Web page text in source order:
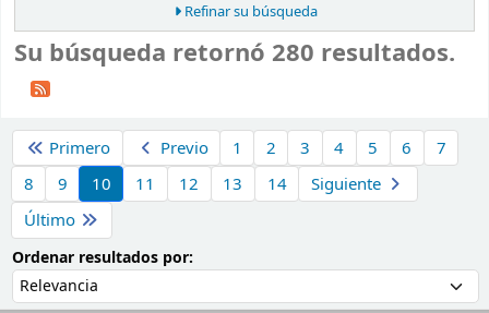
Refinar su búsqueda
Su búsqueda retornó 280 resultados.
Primero
Previo 1 2 3 4 5 6
7
8
9 10 11 12 13 14
Siguiente
Último
Ordenar resultados por: